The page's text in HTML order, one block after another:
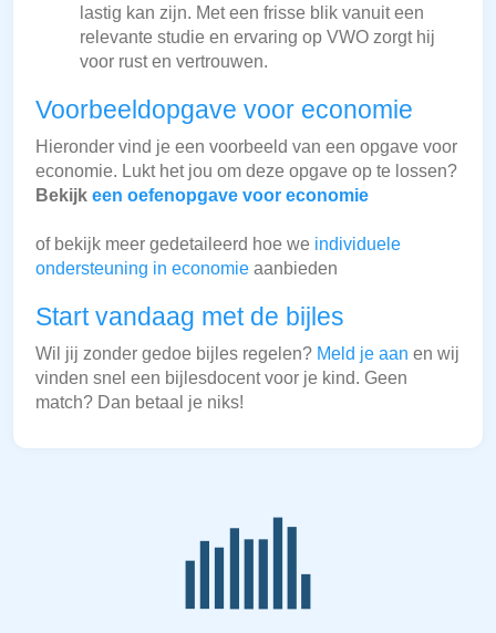
lastig kan zijn. Met een frisse blik vanuit een
relevante studie en ervaring op VWO zorgt hij
voor rust en vertrouwen.
Voorbeeldopgave voor economie
Hieronder vind je een voorbeeld van een opgave voor
economie. Lukt het jou om deze opgave op te lossen?
Bekijk een oefenopgave voor economie
of bekijk meer gedetaileerd hoe we individuele
ondersteuning in economie aanbieden
Start vandaag met de bijles
Wil jij zonder gedoe bijles regelen? Meld je aan en wij
vinden snel een bijlesdocent voor je kind. Geen
match? Dan betaal je niks!